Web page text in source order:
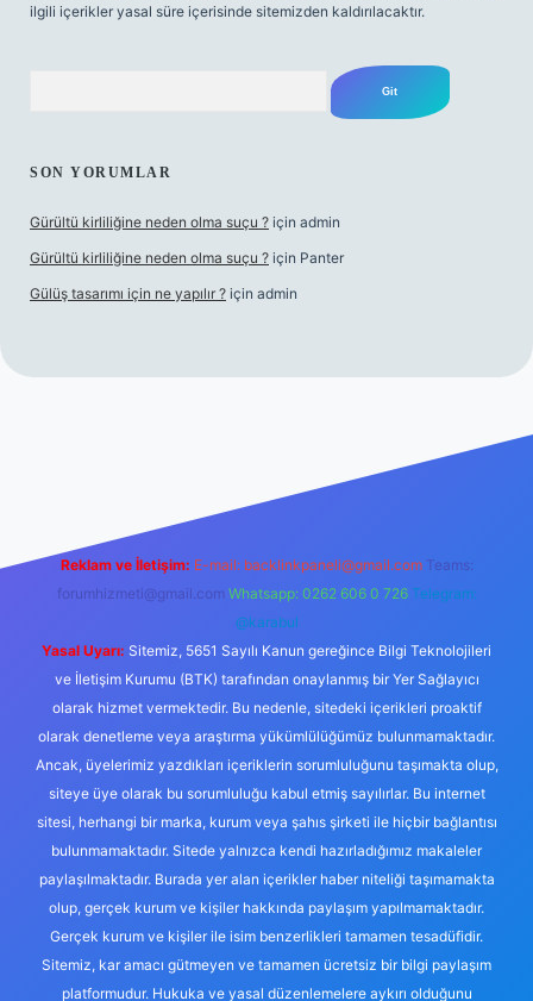
ilgili içerikler yasal süre içerisinde sitemizden kaldırılacaktır.
SON YORUMLAR
Gürültü kirliliğine neden olma suçu ? için admin
Gürültü kirliliğine neden olma suçu ? için Panter
Gülüş tasarımı için ne yapılır ? için admin
Reklam ve İletişim: E-mail: backlinkpaneli@gmail.com Teams:
forumhizmeti@gmail.com Whatsapp: 0262 606 0 726 Telegram:
@karabul
Yasal Uyarı: Sitemiz, 5651 Sayılı Kanun gereğince Bilgi Teknolojileri
ve İletişim Kurumu (BTK) tarafından onaylanmış bir Yer Sağlayıcı
olarak hizmet vermektedir. Bu nedenle, sitedeki içerikleri proaktif
olarak denetleme veya araştırma yükümlülüğümüz bulunmamaktadır.
Ancak, üyelerimiz yazdıkları içeriklerin sorumluluğunu taşımakta olup,
siteye üye olarak bu sorumluluğu kabul etmiş sayılırlar. Bu internet
sitesi, herhangi bir marka, kurum veya şahıs şirketi ile hiçbir bağlantısı
bulunmamaktadır. Sitede yalnızca kendi hazırladığımız makaleler
paylaşılmaktadır. Burada yer alan içerikler haber niteliği taşımamakta
olup, gerçek kurum ve kişiler hakkında paylaşım yapılmamaktadır.
Gerçek kurum ve kişiler ile isim benzerlikleri tamamen tesadüfidir.
Sitemiz, kar amacı gütmeyen ve tamamen ücretsiz bir bilgi paylaşım
platformudur. Hukuka ve yasal düzenlemelere aykırı olduğunu